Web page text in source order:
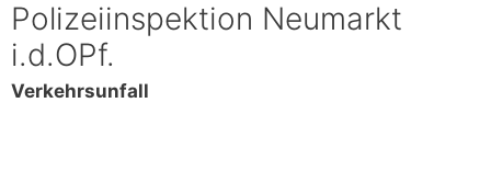
Polizeiinspektion Neumarkt
i.d.OPf.
Verkehrsunfall